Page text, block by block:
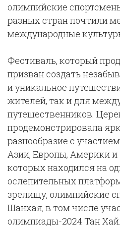
олимпийские
разных стран почтили
международные
Фестиваль, который
призван создать
и уникальное
жителей, так и для
путешественников.
продемонстрировала
разнообразие с
Азии, Европы, Америки
которых находился на
ослепительных
зрелищу, олимпийские
Шанхая, в том числе
олимпиады-2024 Тан